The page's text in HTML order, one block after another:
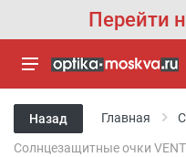
Перейти
Назад Главная
Солнцезащитные очки